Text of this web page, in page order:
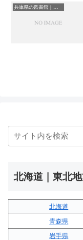
北海道｜東北
北海道
青森県
岩手県